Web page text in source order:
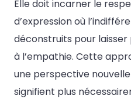
Elle doit incarner le
d’expression où
déconstruits pour
à l’empathie. Cette
une perspective
signifient plus